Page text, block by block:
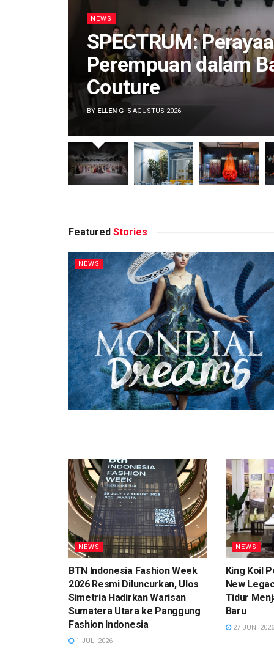
NEWS
SPECTRUM:
Perempuan dalam
Couture
BY ELLEN G 5 AGUSTUS 2026
Featured Stories
NEWS
NEWS
BTN Indonesia Fashion Week
2026 Resmi Diluncurkan, Ulos
Simetria Hadirkan Warisan
Sumatera Utara ke Panggung
Fashion Indonesia
1 JULI 2026
NEWS
King Koil
New
Tidur
Baru
27 JUNI 2026